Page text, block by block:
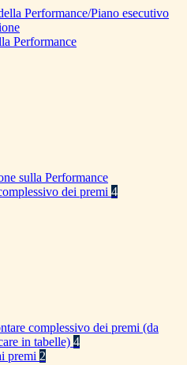
Performance/Piano esecutivo
Performance
sulla Performance
dei premi 4
complessivo dei premi (da
in tabelle) 4
premi 2